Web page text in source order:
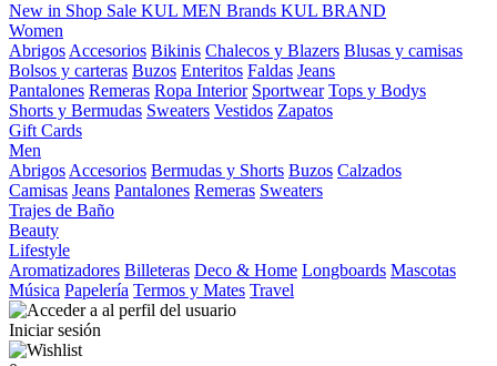
New in Shop Sale KUL MEN Brands KUL BRAND
Women
Abrigos Accesorios Bikinis Chalecos y Blazers Blusas y camisas
Bolsos y carteras Buzos Enteritos Faldas Jeans
Pantalones Remeras Ropa Interior Sportwear Tops y Bodys
Shorts y Bermudas Sweaters Vestidos Zapatos
Gift Cards
Men
Abrigos Accesorios Bermudas y Shorts Buzos Calzados
Camisas Jeans Pantalones Remeras Sweaters
Trajes de Baño
Beauty
Lifestyle
Aromatizadores Billeteras Deco & Home Longboards Mascotas
Música Papelería Termos y Mates Travel
Iniciar sesión